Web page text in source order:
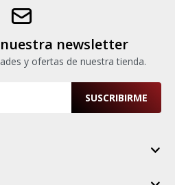
newsletter
y ofertas de nuestra tienda.
SUSCRIBIRME